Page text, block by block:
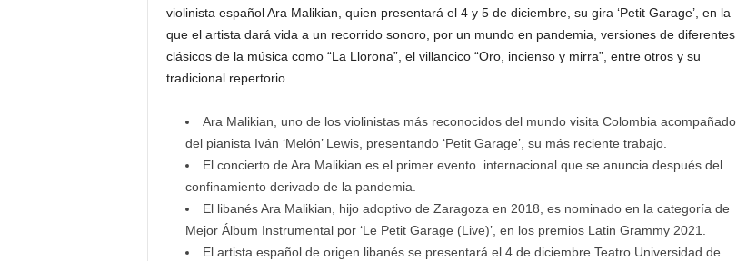
violinista español Ara Malikian, quien presentará el 4 y 5 de diciembre, su gira ‘Petit Garage’, en la
que el artista dará vida a un recorrido sonoro, por un mundo en pandemia, versiones de diferentes
clásicos de la música como “La Llorona”, el villancico “Oro, incienso y mirra”, entre otros y su
tradicional repertorio.
Ara Malikian, uno de los violinistas más reconocidos del mundo visita Colombia acompañado
del pianista Iván ‘Melón’ Lewis, presentando ‘Petit Garage’, su más reciente trabajo.
El concierto de Ara Malikian es el primer evento internacional que se anuncia después del
confinamiento derivado de la pandemia.
El libanés Ara Malikian, hijo adoptivo de Zaragoza en 2018, es nominado en la categoría de
Mejor Álbum Instrumental por ‘Le Petit Garage (Live)’, en los premios Latin Grammy 2021.
El artista español de origen libanés se presentará el 4 de diciembre Teatro Universidad de